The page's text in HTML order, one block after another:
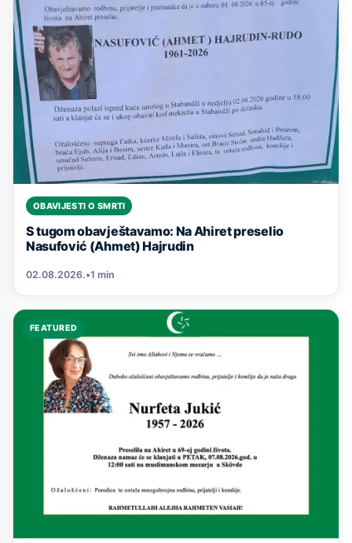
OBAVIJESTI O SMRTI
S tugom obavještavamo: Na Ahiret preselio
Nasufović (Ahmet) Hajrudin
02.08.2026.•1 min
FEATURED